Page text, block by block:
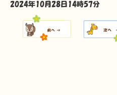
2024年10月28日14時57分